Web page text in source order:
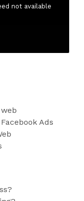
not available
Ads